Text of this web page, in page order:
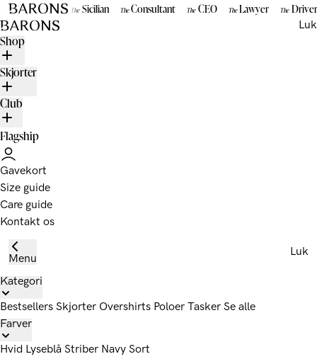
Gå til indhold
BARONS
The Sicilian The Consultant The CEO The Lawyer The Driver
Luk
Shop
Skjorter
Club
Flagship
Gavekort
Size guide
Care guide
Kontakt os
Menu
Luk
Kategori
Bestsellers Skjorter Overshirts Poloer Tasker Se alle
Farver
Hvid Lyseblå Striber Navy Sort